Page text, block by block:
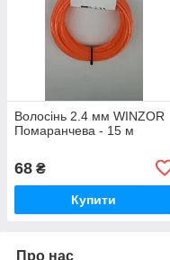
Волосінь 2.4 мм WINZOR
Помаранчева - 15 м
68 ₴
Купити
Про нас